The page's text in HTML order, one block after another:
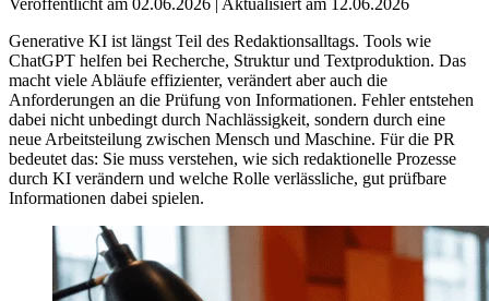
Veröffentlicht am 02.06.2026 | Aktualisiert am 12.06.2026
Generative KI ist längst Teil des Redaktionsalltags. Tools wie
ChatGPT helfen bei Recherche, Struktur und Textproduktion. Das
macht viele Abläufe effizienter, verändert aber auch die
Anforderungen an die Prüfung von Informationen. Fehler entstehen
dabei nicht unbedingt durch Nachlässigkeit, sondern durch eine
neue Arbeitsteilung zwischen Mensch und Maschine. Für die PR
bedeutet das: Sie muss verstehen, wie sich redaktionelle Prozesse
durch KI verändern und welche Rolle verlässliche, gut prüfbare
Informationen dabei spielen.